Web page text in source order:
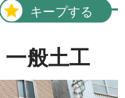
キープする
一般土工